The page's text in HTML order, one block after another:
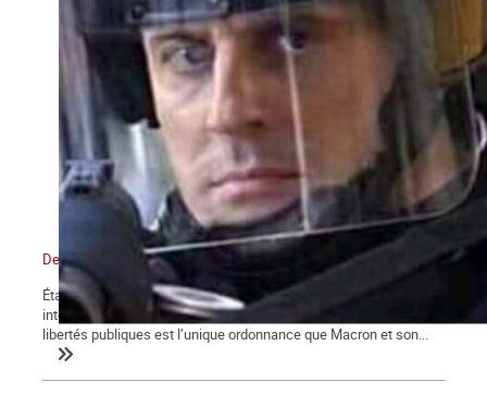
De l’état d’urgence sanitaire à l’État policier
État d’urgence, confinements, couvre-feu, attestations de sorties,
interdictions de rassemblements, la restriction des droits et
libertés publiques est l’unique ordonnance que Macron et son...